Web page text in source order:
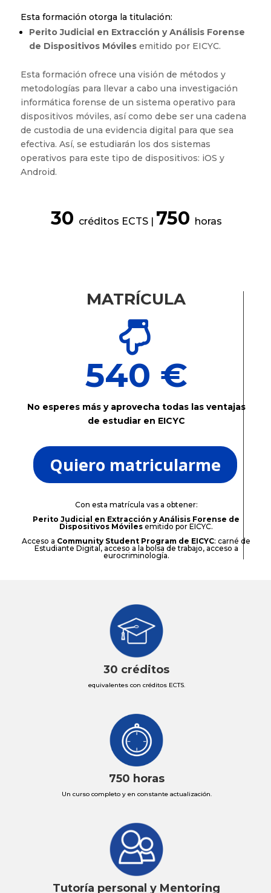
Esta formación otorga la titulación:
Perito Judicial en Extracción y Análisis Forense
de Dispositivos Móvilesemitido por EICYC.
Esta formación ofrece una visión de métodos y
metodologías para llevar a cabo una investigación
informática forense de un sistema operativo para
dispositivos móviles, así como debe ser una cadena
de custodia de una evidencia digital para que sea
efectiva. Así, se estudiarán los dos sistemas
operativos para este tipo de dispositivos: iOS y
Android.
30 créditos ECTS | 750 horas
MATRÍCULA

540 €
No esperes más y aprovecha todas las ventajas
de estudiar en EICYC
Quiero matricularme
Con esta matrícula vas a obtener:
Perito Judicial en Extracción y Análisis Forense de
Dispositivos Móvilesemitido por EICYC.
Acceso a Community Student Program de EICYC: carné de
Estudiante Digital, acceso a la bolsa de trabajo, acceso a
eurocriminología.
30 créditos
equivalentes con créditos ECTS.
750 horas
Un curso completo y en constante actualización.
Tutoría personal y Mentoring